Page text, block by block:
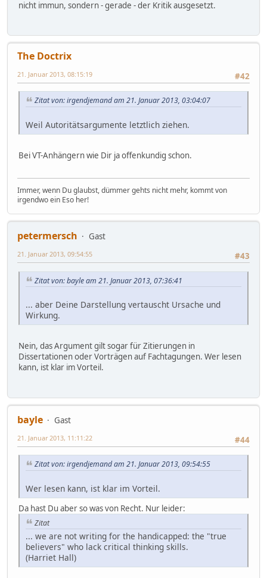
nicht immun, sondern - gerade - der Kritik ausgesetzt.
The Doctrix
#42
21. Januar 2013, 08:15:19
Zitat von: irgendjemand am 21. Januar 2013, 03:04:07
Weil Autoritätsargumente letztlich ziehen.
Bei VT-Anhängern wie Dir ja offenkundig schon.
Immer, wenn Du glaubst, dümmer gehts nicht mehr, kommt von
irgendwo ein Eso her!
petermersch
Gast
#43
21. Januar 2013, 09:54:55
Zitat von: bayle am 21. Januar 2013, 07:36:41
... aber Deine Darstellung vertauscht Ursache und
Wirkung.
Nein, das Argument gilt sogar für Zitierungen in
Dissertationen oder Vorträgen auf Fachtagungen. Wer lesen
kann, ist klar im Vorteil.
bayle
Gast
#44
21. Januar 2013, 11:11:22
Zitat von: irgendjemand am 21. Januar 2013, 09:54:55
Wer lesen kann, ist klar im Vorteil.
Da hast Du aber so was von Recht. Nur leider:
Zitat
... we are not writing for the handicapped: the "true
believers" who lack critical thinking skills.
(Harriet Hall)